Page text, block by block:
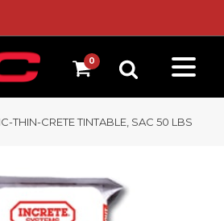
THIN-CRETE TINTABLE, SAC 50 LBS